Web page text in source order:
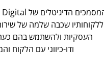
ללקוחותיו שכבה שלמה של
העסקיות ולהשתמש בהם
ודו-כיווני עם הלקוח